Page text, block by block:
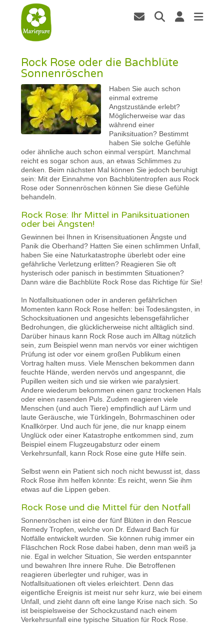
Rock Rose oder die Bachblüte
Sonnenröschen
Haben Sie auch schon
einmal extreme
Angstzustände erlebt?
Möglicherweise war das
während einer
Paniksituation? Bestimmt
haben Sie solche Gefühle
oder ähnliche auch schon einmal verspürt. Manchmal
reicht es sogar schon aus, an etwas Schlimmes zu
denken. Beim nächsten Mal können Sie jedoch beruhigt
sein: Mit der Einnahme von Bachblütentropfen aus Rock
Rose oder Sonnenröschen können Sie diese Gefühle
behandeln.
Rock Rose: Ihr Mittel in Paniksituationen
oder bei Ängsten!
Gewinnen bei Ihnen in Krisensituationen Ängste und
Panik die Oberhand? Hatten Sie einen schlimmen Unfall,
haben Sie eine Naturkatastrophe überlebt oder eine
gefährliche Verletzung erlitten? Reagieren Sie oft
hysterisch oder panisch in bestimmten Situationen?
Dann wäre die Bachblüte Rock Rose das Richtige für Sie!
In Notfallsituationen oder in anderen gefährlichen
Momenten kann Rock Rose helfen: bei Todesängsten, in
Schocksituationen und angesichts lebensgefährlicher
Bedrohungen, die glücklicherweise nicht alltäglich sind.
Darüber hinaus kann Rock Rose auch im Alltag nützlich
sein, zum Beispiel wenn man nervös vor einer wichtigen
Prüfung ist oder vor einem großen Publikum einen
Vortrag halten muss. Viele Menschen bekommen dann
feuchte Hände, werden nervös und angespannt, die
Pupillen weiten sich und sie wirken wie paralysiert.
Andere wiederum bekommen einen ganz trockenen Hals
oder einen rasenden Puls. Zudem reagieren viele
Menschen (und auch Tiere) empfindlich auf Lärm und
laute Geräusche, wie Türklingeln, Bohrmaschinen oder
Knallkörper. Und auch für jene, die nur knapp einem
Unglück oder einer Katastrophe entkommen sind, zum
Beispiel einem Flugzeugabsturz oder einem
Verkehrsunfall, kann Rock Rose eine gute Hilfe sein.
Selbst wenn ein Patient sich noch nicht bewusst ist, dass
Rock Rose ihm helfen könnte: Es reicht, wenn Sie ihm
etwas auf die Lippen geben.
Rock Rose und die Mittel für den Notfall
Sonnenröschen ist eine der fünf Blüten in den Rescue
Remedy Tropfen, welche von Dr. Edward Bach für
Notfälle entwickelt wurden. Sie können ruhig immer ein
Fläschchen Rock Rose dabei haben, denn man weiß ja
nie. Egal in welcher Situation, Sie werden entspannter
und bewahren Ihre innere Ruhe. Die Betroffenen
reagieren überlegter und ruhiger, was in
Notfallsituationen oft vieles erleichtert. Denn das
eigentliche Ereignis ist meist nur sehr kurz, wie bei einem
Unfall, und zieht dann oft eine lange Krise nach sich. So
ist beispielsweise der Schockzustand nach einem
Verkehrsunfall eine typische Situation für Rock Rose.